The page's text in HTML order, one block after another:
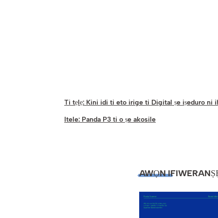
Ti tẹlẹ: Kini idi ti eto irige ti Digital ṣe iṣeduro ni
Itele: Panda P3 ti o ṣe akosile
AWỌN